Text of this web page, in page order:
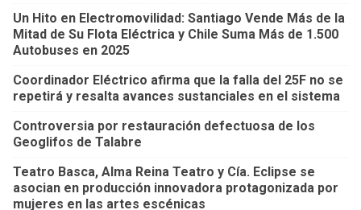
Un Hito en Electromovilidad: Santiago Vende Más de la
Mitad de Su Flota Eléctrica y Chile Suma Más de 1.500
Autobuses en 2025
Coordinador Eléctrico afirma que la falla del 25F no se
repetirá y resalta avances sustanciales en el sistema
Controversia por restauración defectuosa de los
Geoglifos de Talabre
Teatro Basca, Alma Reina Teatro y Cía. Eclipse se
asocian en producción innovadora protagonizada por
mujeres en las artes escénicas